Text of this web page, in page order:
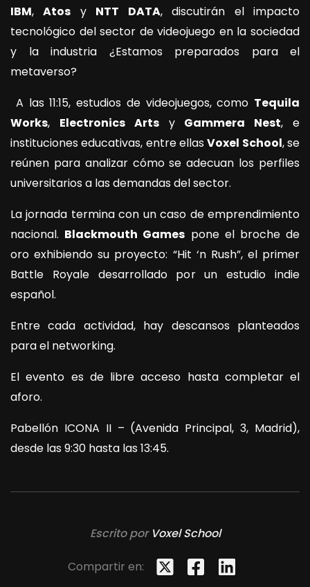
IBM,Atos y NTT DATA, discutirán el impacto
tecnológico del sector de videojuego en la sociedad
y la industria ¿Estamos preparados para el
metaverso?
A las 11:15, estudios de videojuegos, como Tequila
Works, Electronics Artsy Gammera Nest, e
instituciones educativas, entre ellasVoxel School, se
reúnen para analizar cómo se adecuan los perfiles
universitarios a las demandas del sector.
La jornada termina con un caso de emprendimiento
nacional. Blackmouth Games pone el broche de
oro exhibiendo su proyecto: “Hit ‘n Rush”, el primer
Battle Royale desarrollado por un estudio indie
español.
Entre cada actividad, hay descansos planteados
para el networking.
El evento es de libre acceso hasta completar el
aforo.
Pabellón ICONA II – (Avenida Principal, 3, Madrid),
desde las 9:30 hasta las 13:45.
Escrito por Voxel School
Compartir en: